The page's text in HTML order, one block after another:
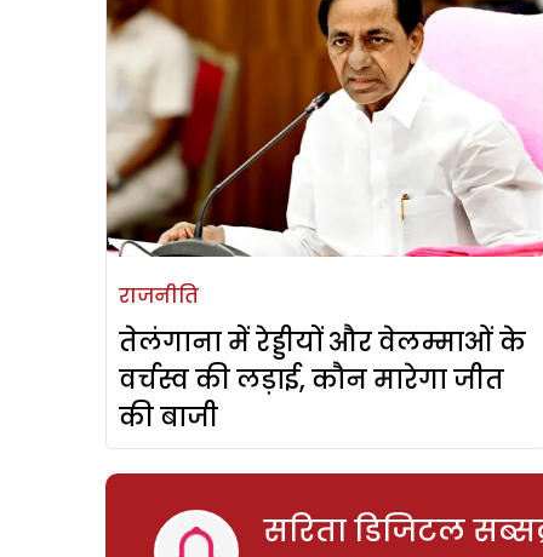
राजनीति
तेलंगाना में रेड्डीयों और वेलम्माओं के
वर्चस्व की लड़ाई, कौन मारेगा जीत
की बाजी
सरिता डिजिटल